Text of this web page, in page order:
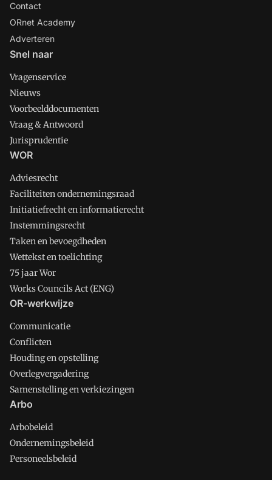
Contact
ORnet Academy
Adverteren
Snel naar
Vragenservice
Nieuws
Voorbeelddocumenten
Vraag & Antwoord
Jurisprudentie
WOR
Adviesrecht
Faciliteiten ondernemingsraad
Initiatiefrecht en informatierecht
Instemmingsrecht
Taken en bevoegdheden
Wettekst en toelichting
75 jaar Wor
Works Councils Act (ENG)
OR-werkwijze
Communicatie
Conflicten
Houding en opstelling
Overlegvergadering
Samenstelling en verkiezingen
Arbo
Arbobeleid
Ondernemingsbeleid
Personeelsbeleid